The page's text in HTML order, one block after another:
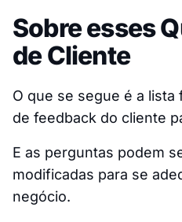
Sobre esses
de Cliente
O que se segue é a
de feedback do cliente
E as perguntas podem
modificadas para se
negócio.